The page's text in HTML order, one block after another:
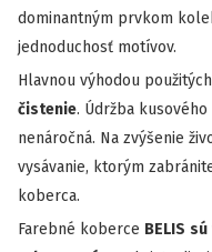
dominantným prvkom
jednoduchosť motívov.
Hlavnou výhodou
čistenie. Údržba
nenáročná. Na zvýšenie
vysávanie, ktorým
koberca.
Farebné koberce BELIS sú